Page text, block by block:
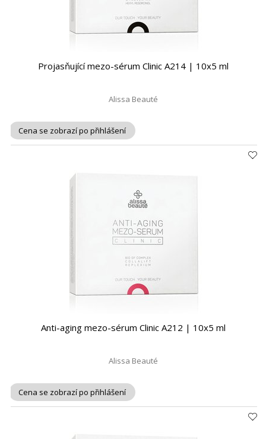
Projasňující mezo-sérum Clinic A214 | 10x5 ml
Alissa Beauté
Cena se zobrazí po přihlášení
Anti-aging mezo-sérum Clinic A212 | 10x5 ml
Alissa Beauté
Cena se zobrazí po přihlášení